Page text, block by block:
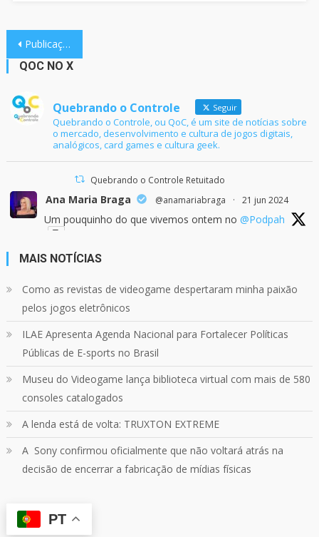
Navegação
por
posts
Publicações mais antigas
QOC NO X
Quebrando o Controle Seguir
Quebrando o Controle, ou QoC, é um site de notícias sobre
o mercado, desenvolvimento e cultura de jogos digitais,
analógicos, card games e cultura geek.
Quebrando o Controle Retuitado
Ana Maria Braga @anamariabraga · 21 jun 2024
Um pouquinho do que vivemos ontem no @Podpah
Quebrando o Controle
Confira em nosso site o mais recente REVIEW de
Skull & Bones.
Mais em:
https://buff.ly/3yPhDN2
Carregar mais
MAIS NOTÍCIAS
Como as revistas de videogame despertaram minha paixão
pelos jogos eletrônicos
ILAE Apresenta Agenda Nacional para Fortalecer Políticas
Públicas de E-sports no Brasil
Museu do Videogame lança biblioteca virtual com mais de 580
consoles catalogados
A lenda está de volta: TRUXTON EXTREME
A Sony confirmou oficialmente que não voltará atrás na
decisão de encerrar a fabricação de mídias físicas
PT